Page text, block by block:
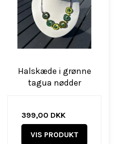
Halskæde i grønne
tagua nødder
399,00 DKK
VIS PRODUKT